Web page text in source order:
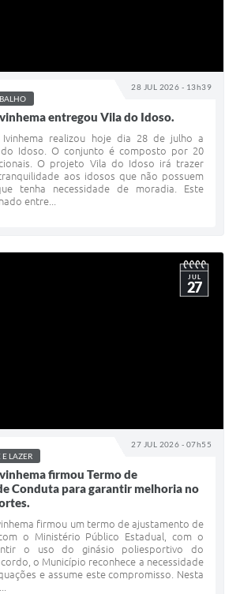
28 JUL 2026 - 13h39
entregou Vila do Idoso.
realizou hoje dia 28 de julho a
Idoso. O conjunto é composto por 20
O projeto Vila do Idoso irá trazer
aos idosos que não possuem
tenha necessidade de moradia. Este
entre...
27 JUL 2026 - 07h55
JUL
27
E LAZER
firmou Termo de
Conduta para garantir melhoria no
firmou um termo de ajustamento de
o Ministério Público Estadual, com o
o uso do ginásio poliesportivo do
o Município reconhece a necessidade
e assume este compromisso. Nesta